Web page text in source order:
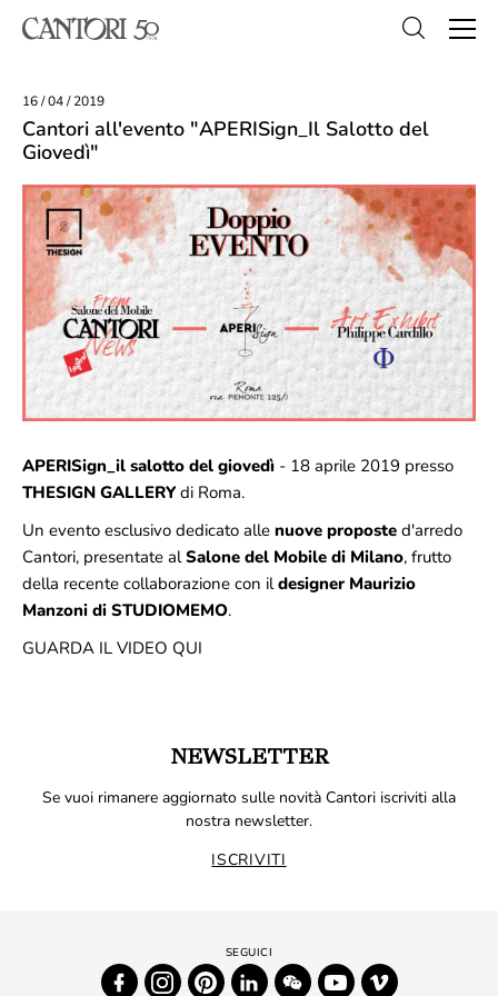
16 / 04 / 2019
Cantori all'evento "APERISign_Il Salotto del
Giovedì"
APERISign_il salotto del giovedì - 18 aprile 2019 presso
THESIGN GALLERY di Roma.
Un evento esclusivo dedicato alle nuove proposte d'arredo
Cantori, presentate alSalone del Mobile di Milano, frutto
della recente collaborazione con ildesigner Maurizio
Manzoni di STUDIOMEMO.
GUARDA IL VIDEO QUI
NEWSLETTER
Se vuoi rimanere aggiornato sulle novità Cantori iscriviti alla
nostra newsletter.
ISCRIVITI